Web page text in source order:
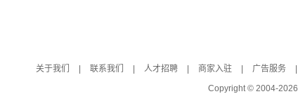
关于我们
联系我们 人才招聘 商家入驻 广告服务
Copyright © 2004-2026